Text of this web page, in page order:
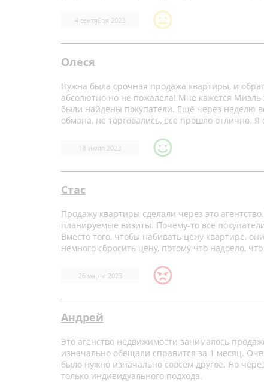
4 сентября 2023
Олеся
Нужна была срочная продажа квартиры, и
абсолютно но не пожалела! Мне кажется Миэль
были найдены покупатели. Ещё через неделю
обмана, не торговались, все прошло отлично.
18 июля 2023
Стас
Продажу квартиры сделали через это
планируемые визиты. Почему-то все
Вместо того, чтобы набивать цену квартире,
немного сбросить цену, потому что надоело,
26 марта 2023
Андрей
Это агенство недвижимости занималось
изначально обещали справится за 1 месяц.
было нужно изначально совсем другое. Но
только индивидуального подхода.